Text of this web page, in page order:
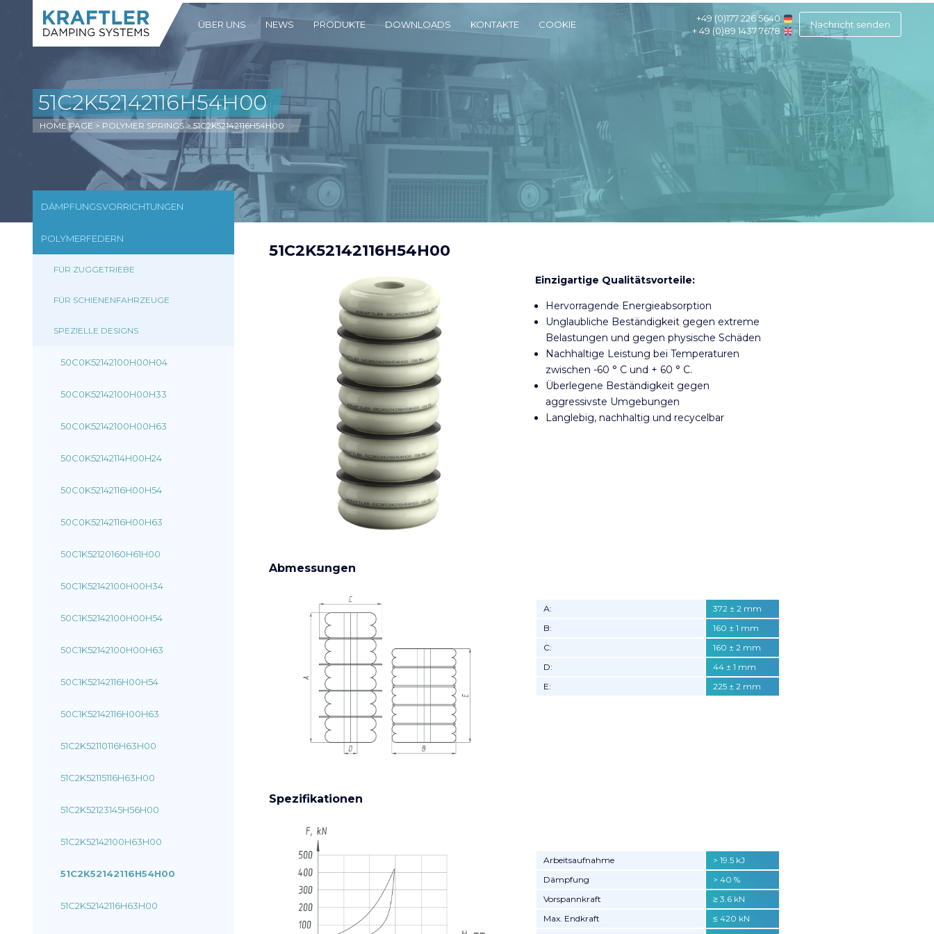
ÜBER UNS NEWS PRODUKTE DOWNLOADS KONTAKTE COOKIE
+49 (0)177 226 5640
+ 49 (0)89 1437 7678
Nachricht senden
51C2K52142116H54H00
HOME PAGE > POLYMER SPRINGS>51C2K52142116H54H00
DÄMPFUNGSVORRICHTUNGEN
POLYMERFEDERN
FÜR ZUGGETRIEBE
FÜR SCHIENENFAHRZEUGE
SPEZIELLE DESIGNS
50C0K52142100H00H04
50C0K52142100H00H33
50C0K52142100H00H63
50C0K52142114H00H24
50C0K52142116H00H54
50C0K52142116H00H63
50C1K52120160H61H00
50C1K52142100H00H34
50C1K52142100H00H54
50C1K52142100H00H63
50C1K52142116H00H54
50C1K52142116H00H63
51C2K52110116H63H00
51C2K52115116H63H00
51C2K52123145H56H00
51C2K52142100H63H00
51C2K52142116H54H00
51C2K52142116H63H00
51C2K52142116H54H00
Einzigartige Qualitätsvorteile:
Hervorragende Energieabsorption
Unglaubliche Beständigkeit gegen extreme
Belastungen und gegen physische Schäden
Nachhaltige Leistung bei Temperaturen
zwischen -60 ° C und + 60 ° C.
Überlegene Beständigkeit gegen
aggressivste Umgebungen
Langlebig, nachhaltig und recycelbar
Abmessungen
А:
372 ± 2 mm
B:
160 ± 1 mm
C:
160 ± 2 mm
D:
44 ± 1 mm
E:
225 ± 2 mm
Spezifikationen
Arbeitsaufnahme
> 19.5 kJ
Dämpfung
> 40 %
Vorspannkraft
≥ 3.6 kN
Max. Endkraft
≤ 420 kN